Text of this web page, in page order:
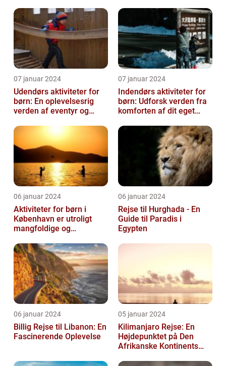
07 januar 2024
Udendørs aktiviteter for
børn: En oplevelsesrig
verden af eventyr og
07 januar 2024
Indendørs aktiviteter for
børn: Udforsk verden fra
komforten af dit eget
06 januar 2024
Aktiviteter for børn i
København er utroligt
mangfoldige og
06 januar 2024
Rejse til Hurghada - En
Guide til Paradis i
Egypten
06 januar 2024
Billig Rejse til Libanon: En
Fascinerende Oplevelse
05 januar 2024
Kilimanjaro Rejse: En
Højdepunktet på Den
Afrikanske Kontinents